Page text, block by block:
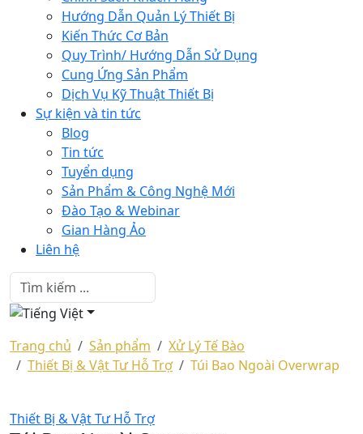
Hướng Dẫn Quản Lý Thiết Bị
Kiến Thức Cơ Bản
Quy Trình/ Hướng Dẫn Sử Dụng
Cung Ứng Sản Phẩm
Dịch Vụ Kỹ Thuật Thiết Bị
Sự kiện và tin tức
Blog
Tin tức
Tuyển dụng
Sản Phẩm & Công Nghệ Mới
Đào Tạo & Webinar
Gian Hàng Ảo
Liên hệ
Trang chủ Sản phẩm
Xử Lý Tế Bào
Thiết Bị & Vật Tư Hỗ Trợ
Túi Bao Ngoài Overwrap
Thiết Bị & Vật Tư Hỗ Trợ